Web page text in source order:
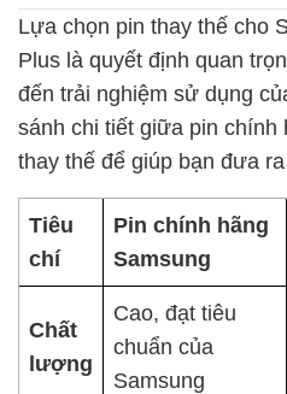
Lựa chọn pin thay thế cho
Plus là quyết định quan
đến trải nghiệm sử dụng
sánh chi tiết giữa pin chính
thay thế để giúp bạn đưa
Tiêu
chí
Pin chính hãng
Samsung
Chất
lượng
Cao, đạt tiêu
chuẩn của
Samsung